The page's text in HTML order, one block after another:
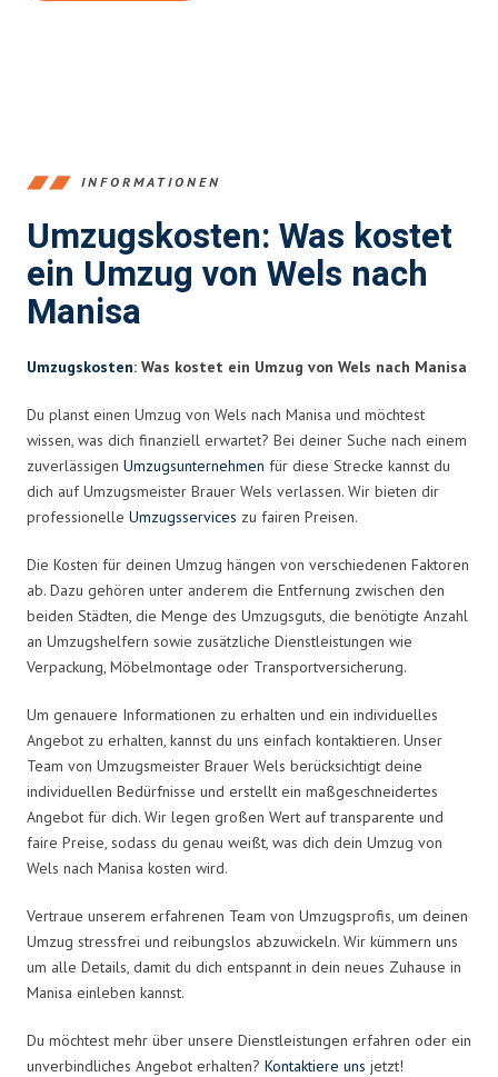
INFORMATIONEN
Umzugskosten: Was kostet
ein Umzug von Wels nach
Manisa
Umzugskosten: Was kostet ein Umzug von Wels nach Manisa
Du planst einen Umzug von Wels nach Manisa und möchtest
wissen, was dich finanziell erwartet? Bei deiner Suche nach einem
zuverlässigen Umzugsunternehmen für diese Strecke kannst du
dich auf Umzugsmeister Brauer Wels verlassen. Wir bieten dir
professionelle Umzugsservices zu fairen Preisen.
Die Kosten für deinen Umzug hängen von verschiedenen Faktoren
ab. Dazu gehören unter anderem die Entfernung zwischen den
beiden Städten, die Menge des Umzugsguts, die benötigte Anzahl
an Umzugshelfern sowie zusätzliche Dienstleistungen wie
Verpackung, Möbelmontage oder Transportversicherung.
Um genauere Informationen zu erhalten und ein individuelles
Angebot zu erhalten, kannst du uns einfach kontaktieren. Unser
Team von Umzugsmeister Brauer Wels berücksichtigt deine
individuellen Bedürfnisse und erstellt ein maßgeschneidertes
Angebot für dich. Wir legen großen Wert auf transparente und
faire Preise, sodass du genau weißt, was dich dein Umzug von
Wels nach Manisa kosten wird.
Vertraue unserem erfahrenen Team von Umzugsprofis, um deinen
Umzug stressfrei und reibungslos abzuwickeln. Wir kümmern uns
um alle Details, damit du dich entspannt in dein neues Zuhause in
Manisa einleben kannst.
Du möchtest mehr über unsere Dienstleistungen erfahren oder ein
unverbindliches Angebot erhalten? Kontaktiere uns jetzt!